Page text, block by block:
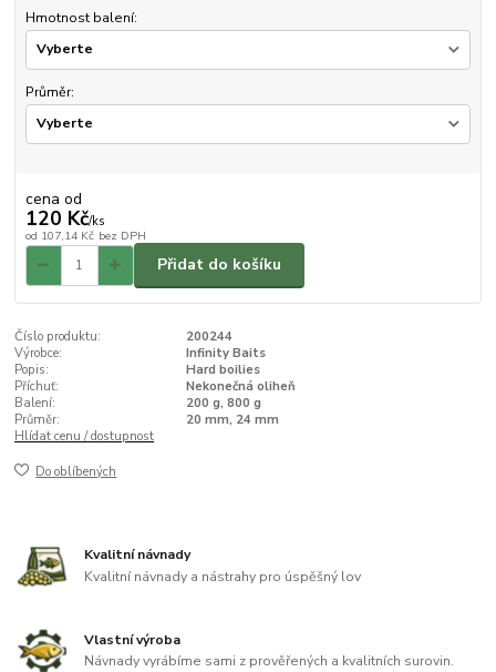
Hmotnost balení:
Průměr:
cena od
120 Kč/ks
od 107,14 Kč bez DPH
Přidat do košíku
Číslo produktu:
200244
Výrobce:
Infinity Baits
Popis:
Hard boilies
Příchuť:
Nekonečná oliheň
Balení:
200 g, 800 g
Průměr:
20 mm, 24 mm
Hlídat cenu / dostupnost
Do oblíbených
Kvalitní návnady
Kvalitní návnady a nástrahy pro úspěšný lov
Vlastní výroba
Návnady vyrábíme sami z prověřených a kvalitních surovin.